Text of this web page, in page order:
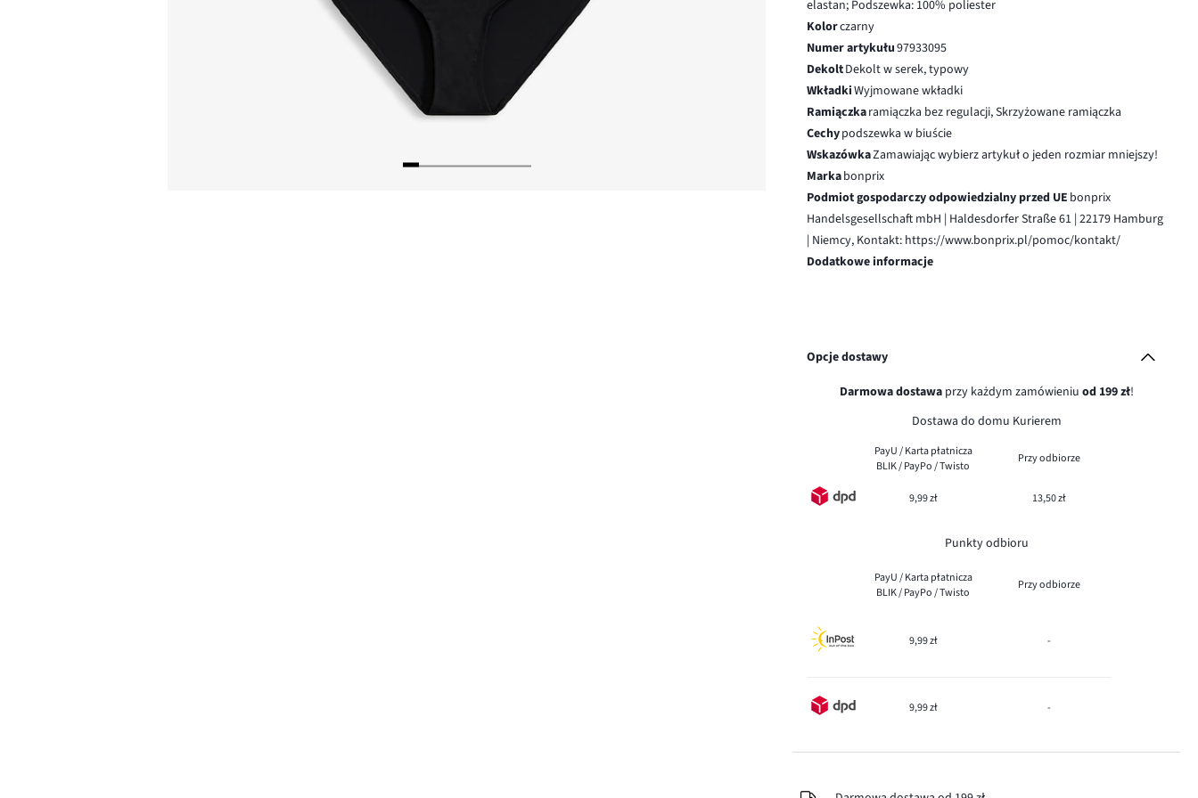
elastan; Podszewka: 100% poliester
Kolorczarny
Numer artykułu97933095
DekoltDekolt w serek, typowy
WkładkiWyjmowane wkładki
Ramiączkaramiączka bez regulacji, Skrzyżowane ramiączka
Cechypodszewka w biuście
WskazówkaZamawiając wybierz artykuł o jeden rozmiar mniejszy!
Markabonprix
Podmiot gospodarczy odpowiedzialny przed UE bonprix
Handelsgesellschaft mbH | Haldesdorfer Straße 61 | 22179 Hamburg
| Niemcy, Kontakt: https://www.bonprix.pl/pomoc/kontakt/
Dodatkowe informacje
Opcje dostawy
Darmowa dostawaprzy każdym zamówieniu od 199 zł!
Dostawa do domu Kurierem
PayU / Karta płatnicza
BLIK / PayPo / Twisto
Przy odbiorze
9,99 zł 13,50 zł
Punkty odbioru
PayU / Karta płatnicza
BLIK / PayPo / Twisto
Przy odbiorze
9,99 zł -
9,99 zł -